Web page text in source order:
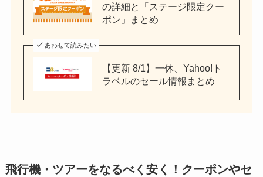
の詳細と「ステージ限定クー
ポン」まとめ
あわせて読みたい
【更新 8/1】一休、Yahoo!ト
ラベルのセール情報まとめ
飛行機・ツアーをなるべく安く！クーポンやセ